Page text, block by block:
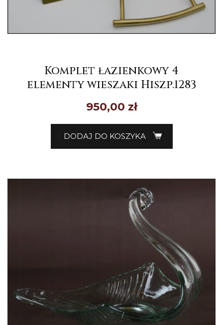
Komplet łazienkowy 4
elementy wieszaki Hiszp.1283
950,00 zł
DODAJ DO KOSZYKA